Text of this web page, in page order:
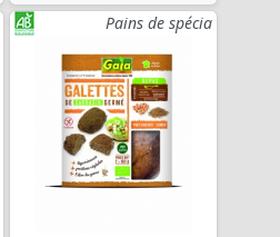
Pains de spécia